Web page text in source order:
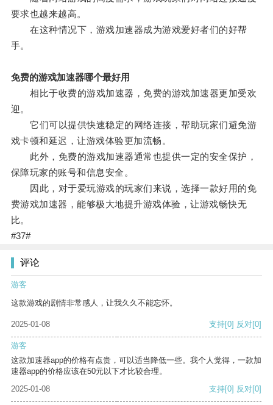
要求也越来越高。
在这种情况下，游戏加速器成为游戏爱好者们的好帮
手。
免费的游戏加速器哪个最好用
相比于收费的游戏加速器，免费的游戏加速器更加受欢
迎。
它们可以提供快速稳定的网络连接，帮助玩家们避免游
戏卡顿和延迟，让游戏体验更加流畅。
此外，免费的游戏加速器通常也提供一定的安全保护，
保障玩家的账号和信息安全。
因此，对于爱玩游戏的玩家们来说，选择一款好用的免
费游戏加速器，能够极大地提升游戏体验，让游戏畅快无
比。
#37#
评论
游客
这款游戏的剧情非常感人，让我久久不能忘怀。
2025-01-08 支持[0] 反对[0]
游客
这款加速器app的价格有点贵，可以适当降低一些。我个人觉得，一款加
速器app的价格应该在50元以下才比较合理。
2025-01-08
支持[0] 反对[0]